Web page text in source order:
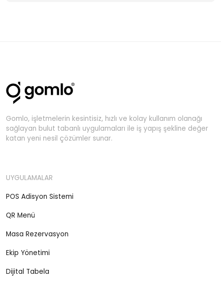
Gomlo, işletmelerin kesintisiz, hızlı ve kolay kullanım olanağı
sağlayan bulut tabanlı uygulamaları ile iş yapış şekline değer
katan yeni nesil çözümler sunar.
UYGULAMALAR
POS Adisyon Sistemi
QR Menü
Masa Rezervasyon
Ekip Yönetimi
Dijital Tabela